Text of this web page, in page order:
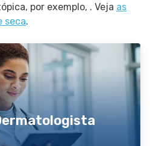
por exemplo, . Veja as
seca.